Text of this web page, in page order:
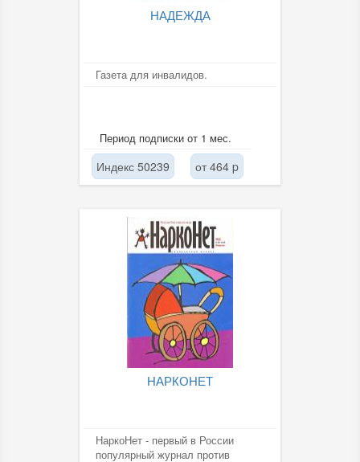
НАДЕЖДА
Газета для инвалидов.
Период подписки от 1 мес.
Индекс 50239 от 464 p
НАРКОНЕТ
НаркоНет - первый в России
популярный журнал против